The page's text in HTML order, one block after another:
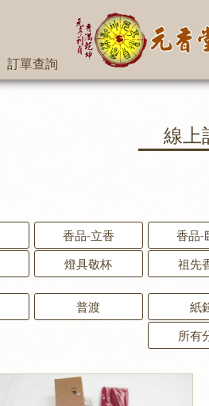
訂單查詢
線上
香品-立香 香品-
燈具敬杯 祖先
普渡 紙
所有